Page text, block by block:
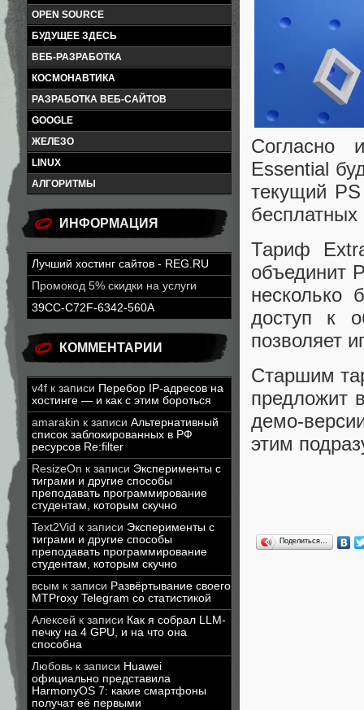
OPEN SOURCE
БУДУЩЕЕ ЗДЕСЬ
ВЕБ-РАЗРАБОТКА
КОСМОНАВТИКА
РАЗРАБОТКА ВЕБ-САЙТОВ
GOOGLE
ЖЕЛЕЗО
LINUX
АЛГОРИТМЫ
ИНФОРМАЦИЯ
Лучший хостинг сайтов - REG.RU
Промокод 5% скидки на услуги
39CC-C72F-6342-560A
КОММЕНТАРИИ
v4f к записи Перебор IP-адресов на
хостинге — и как с этим бороться
amarakin к записи Альтернативный
список заблокированных в РФ
ресурсов Re:filter
ResizeOn к записи Эксперименты с
тиграми и другие способы
преподавать программирование
студентам, которым скучно
Text2Vid к записи Эксперименты с
тиграми и другие способы
преподавать программирование
студентам, которым скучно
всым к записи Развёртывание своего
MTProxy Telegram со статистикой
Алексей к записи Как я собрал LLM-
печку на 4 GPU, и на что она
способна
Любовь к записи Huawei
официально представила
HarmonyOS 7: какие смартфоны
получат её первыми
Согласно
Essential
текущий
Тариф
объединит
несколько
доступ к
позволяет
Старшим
предложит
демо-
этим
Поделиться…